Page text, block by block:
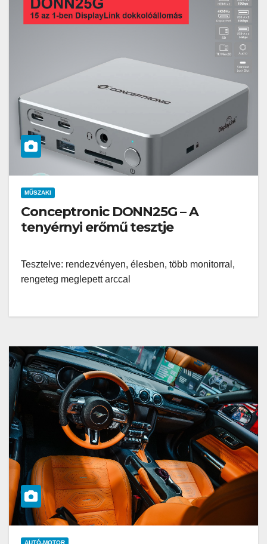
MŰSZAKI
Conceptronic DONN25G – A
tenyérnyi erőmű tesztje
Tesztelve: rendezvényen, élesben, több monitorral,
rengeteg meglepett arccal